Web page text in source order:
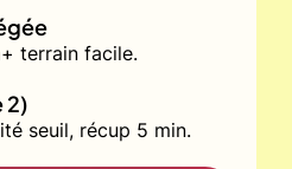
terrain facile.
2)
seuil, récup 5 min.